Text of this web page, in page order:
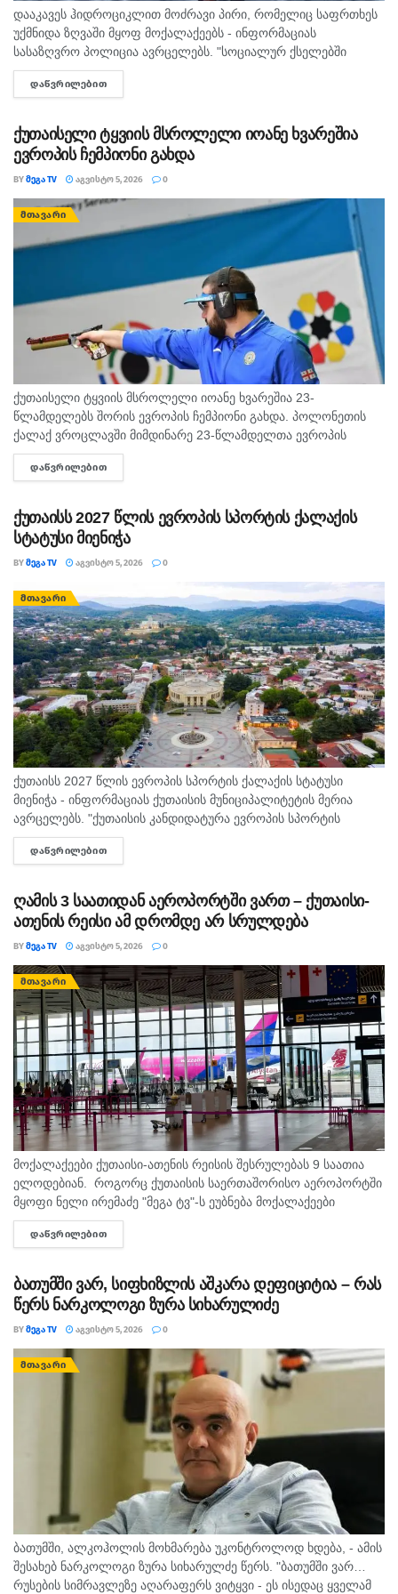
დააკავეს ჰიდროციკლით მოძრავი პირი, რომელიც საფრთხეს
უქმნიდა ზღვაში მყოფ მოქალაქეებს - ინფორმაციას
სასაზღვრო პოლიცია ავრცელებს. "სოციალურ ქსელებში
სხვადასხვა გვერდის მეშვეობით გავრცელდა ვიდეომასალა,
რომელშიც ჩანს, რომ ურეკის სანაპიროზე, ჰიდროციკლით
ᲓᲐᲬᲕᲠᲘᲚᲔᲑᲘᲗ
ქუთაისელი ტყვიის მსროლელი იოანე ხვარეშია
ევროპის ჩემპიონი გახდა
BYᲛᲔᲒᲐ TV ᲐᲒᲕᲘᲡᲢᲝ 5, 2026 0
ᲛᲗᲐᲕᲐᲠᲘ
ქუთაისელი ტყვიის მსროლელი იოანე ხვარეშია 23-
წლამდელებს შორის ევროპის ჩემპიონი გახდა. პოლონეთის
ქალაქ ვროცლავში მიმდინარე 23-წლამდელთა ევროპის
ჩემპიონატზე ქუთაისელმა ტყვიის მსროლელმა იოანე
ხვარეშიამ ბრწყინვალედ იასპარეზა და ოქროს მედალი
ᲓᲐᲬᲕᲠᲘᲚᲔᲑᲘᲗ
ქუთაისს 2027 წლის ევროპის სპორტის ქალაქის
სტატუსი მიენიჭა
BYᲛᲔᲒᲐ TV ᲐᲒᲕᲘᲡᲢᲝ 5, 2026 0
ᲛᲗᲐᲕᲐᲠᲘ
ქუთაისს 2027 წლის ევროპის სპორტის ქალაქის სტატუსი
მიენიჭა - ინფორმაციას ქუთაისის მუნიციპალიტეტის მერია
ავრცელებს. "ქუთაისის კანდიდატურა ევროპის სპორტის
დედაქალაქებისა და ქალაქების ფედერაციაში ( ACES )
„ევროპის სპორტის ქალაქი 2027“-ის სტატუსის...
ᲓᲐᲬᲕᲠᲘᲚᲔᲑᲘᲗ
ღამის 3 საათიდან აეროპორტში ვართ – ქუთაისი-
ათენის რეისი ამ დრომდე არ სრულდება
BYᲛᲔᲒᲐ TV ᲐᲒᲕᲘᲡᲢᲝ 5, 2026 0
ᲛᲗᲐᲕᲐᲠᲘ
მოქალაქეები ქუთაისი-ათენის რეისის შესრულებას 9 საათია
ელოდებიან. როგორც ქუთაისის საერთაშორისო აეროპორტში
მყოფი ნელი ირემაძე "მეგა ტვ"-ს ეუბნება მოქალაქეები
შუაღამის შემდეგ ელოდებიან რეისს, თუმცა მათი ფრენა უკვე
ორჯერ გადაიდო. მისივე თქმით...
ᲓᲐᲬᲕᲠᲘᲚᲔᲑᲘᲗ
ბათუმში ვარ, სიფხიზლის აშკარა დეფიციტია – რას
წერს ნარკოლოგი ზურა სიხარულიძე
BYᲛᲔᲒᲐ TV ᲐᲒᲕᲘᲡᲢᲝ 5, 2026 0
ᲛᲗᲐᲕᲐᲠᲘ
ბათუმში, ალკოჰოლის მოხმარება უკონტროლოდ ხდება, - ამის
შესახებ ნარკოლოგი ზურა სიხარულძე წერს. "ბათუმში ვარ…
რუსების სიმრავლეზე აღარაფერს ვიტყვი - ეს ისედაც ყველამ